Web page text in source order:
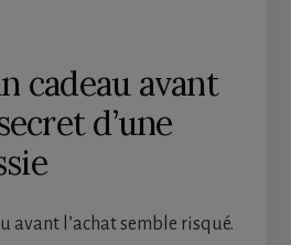
cadeau avant
d’une
avant l’achat semble risqué.